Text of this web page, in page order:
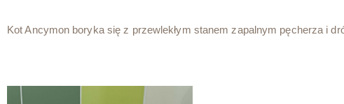
Kot Ancymon boryka się z przewlekłym stanem zapalnym pęcherza i